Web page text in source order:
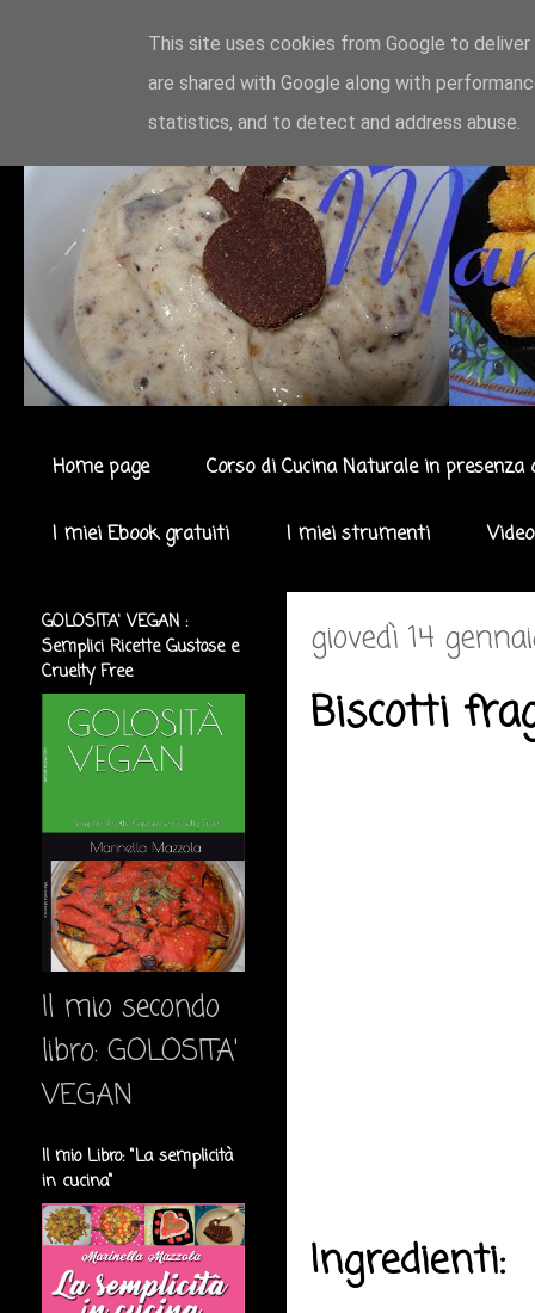
Home page Corso di Cucina Naturale in presenza
I miei Ebook gratuiti I miei strumenti
giovedì 14
Biscotti
Ingredienti:
GOLOSITA' VEGAN :
Semplici Ricette Gustose e
Cruelty Free
Il mio secondo
libro: GOLOSITA'
VEGAN
Il mio Libro: "La semplicità
in cucina"
This site uses cookies from Google to
are shared with Google along with
statistics, and to detect and address abuse.